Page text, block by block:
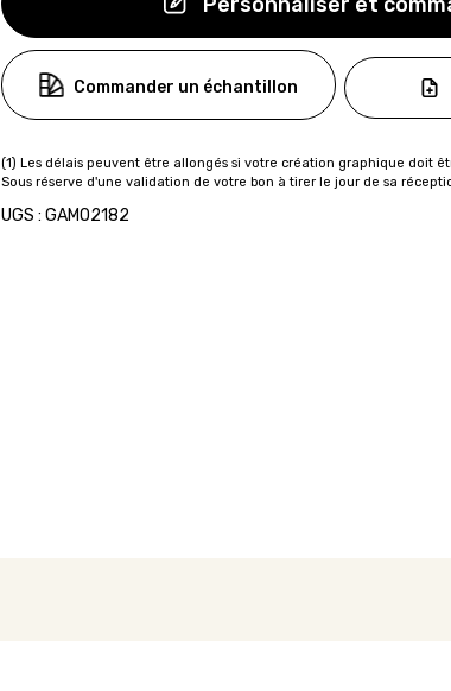
Commander un échantillon
UGS : GAMO2182